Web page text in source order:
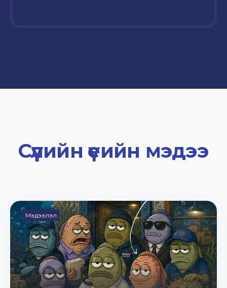
Сүүлийн үеийн мэдээ
Мэдээлэл